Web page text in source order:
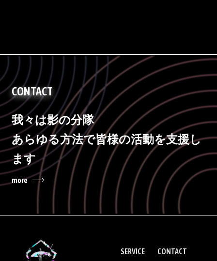
CONTACT
我々は影の分隊
あらゆる方法で皆様の活動を支援し
ます
more
SERVICE CONTACT